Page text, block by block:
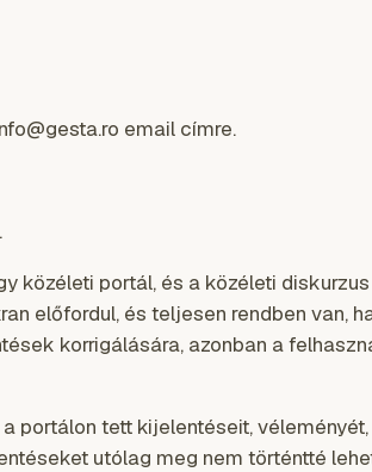
email címre.
közéleti portál, és a közéleti
előfordul, és teljesen rendben van,
korrigálására, azonban a
portálon tett kijelentéseit,
utólag meg nem történtté